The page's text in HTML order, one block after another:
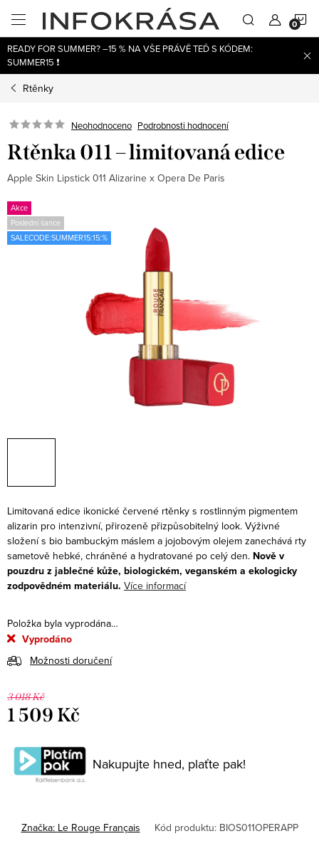
obsah
READY FOR SUMMER? –15 % NA VŠE PRÁVĚ TEĎ S KÓDEM:
SUMMER15 ❗
Rtěnky
Neohodnoceno Podrobnosti hodnocení
Rtěnka 011 – limitovaná edice
Apple Skin Lipstick 011 Alizarine x Opera De Paris
Akce
Poslední šance
SALECODE:SUMMER15:15:%
Limitovaná edice ikonické červené rtěnky s rostlinným pigmentem
alizarin pro intenzivní, přirozeně přizpůsobitelný look. Výživné
složení s bio bambuckým máslem a jojobovým olejem zanechává rty
sametově hebké, chráněné a hydratované po celý den. Nověv
pouzdru z jablečné kůže, biologickém, veganském a ekologicky
zodpovědném materiálu. Více informací
Položka byla vyprodána…
Vyprodáno
Možnosti doručení
3 018 Kč
1 509 Kč
cena:
Nakupujte hned, plaťte pak!
Značka: Le Rouge Français Kód produktu: BIOS011OPERAPP